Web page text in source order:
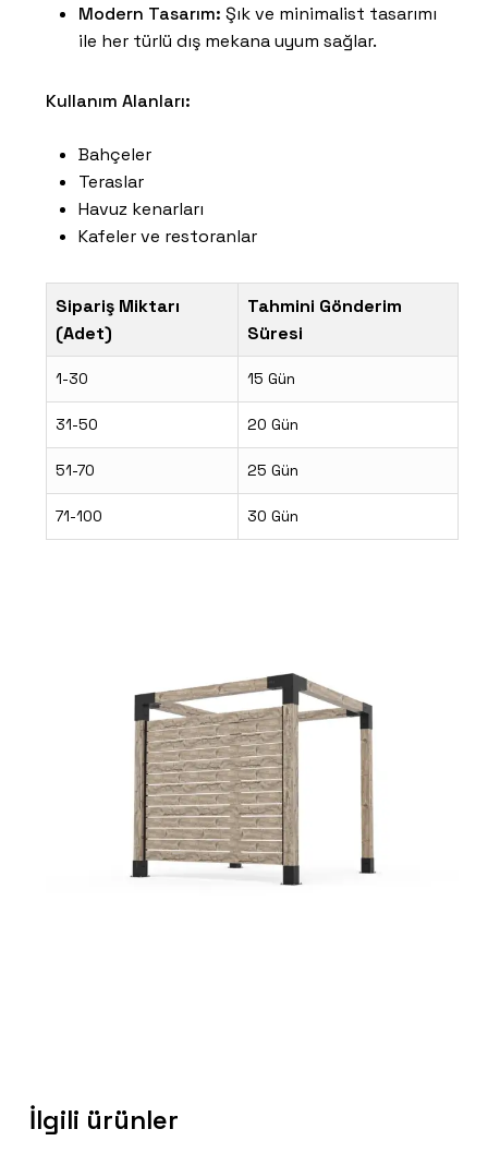
Modern Tasarım: Şık ve minimalist tasarımı
ile her türlü dış mekana uyum sağlar.
Kullanım Alanları:
Bahçeler
Teraslar
Havuz kenarları
Kafeler ve restoranlar
Sipariş Miktarı
(Adet)
Tahmini Gönderim
Süresi
1-30 15 Gün
31-50 20 Gün
51-70 25 Gün
71-100 30 Gün
İlgili ürünler